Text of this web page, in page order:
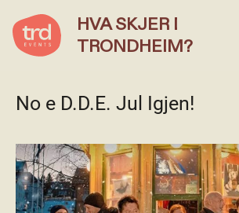
HVA SKJER I
TRONDHEIM?
No e D.D.E. Jul Igjen!